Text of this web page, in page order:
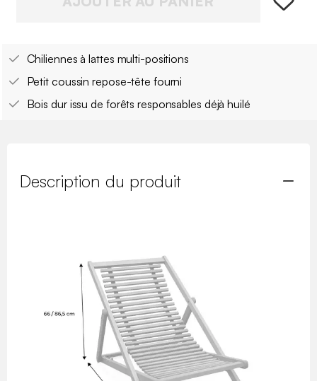
Chiliennes à lattes multi-positions
Petit coussin repose-tête fourni
Bois dur issu de forêts responsables déjà huilé
Description du produit